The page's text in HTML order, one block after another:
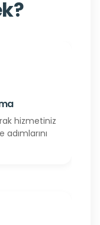
hizmetiniz